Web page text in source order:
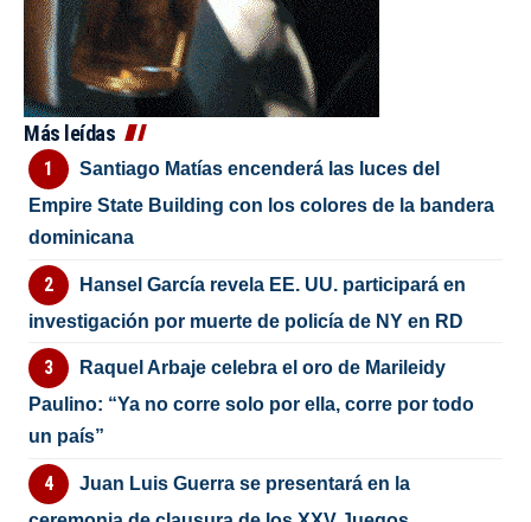
Más leídas
Santiago Matías encenderá las luces del
Empire State Building con los colores de la bandera
dominicana
Hansel García revela EE. UU. participará en
investigación por muerte de policía de NY en RD
Raquel Arbaje celebra el oro de Marileidy
Paulino: “Ya no corre solo por ella, corre por todo
un país”
Juan Luis Guerra se presentará en la